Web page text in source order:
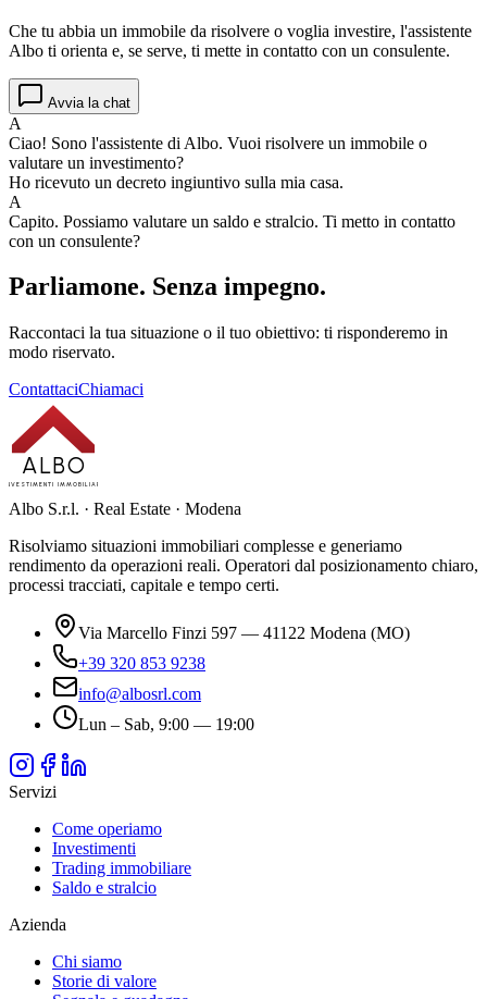
Che tu abbia un immobile da risolvere o voglia investire, l'assistente
Albo ti orienta e, se serve, ti mette in contatto con un consulente.
Avvia la chat
A
Ciao! Sono l'assistente di Albo. Vuoi risolvere un immobile o
valutare un investimento?
Ho ricevuto un decreto ingiuntivo sulla mia casa.
A
Capito. Possiamo valutare un saldo e stralcio. Ti metto in contatto
con un consulente?
Parliamone. Senza impegno.
Raccontaci la tua situazione o il tuo obiettivo: ti risponderemo in
modo riservato.
ContattaciChiamaci
ALBO
INVESTIMENTI IMMOBILIARI
Albo S.r.l. · Real Estate · Modena
Risolviamo situazioni immobiliari complesse e generiamo
rendimento da operazioni reali. Operatori dal posizionamento chiaro,
processi tracciati, capitale e tempo certi.
Via Marcello Finzi 597 — 41122 Modena (MO)
+39 320 853 9238
info@albosrl.com
Lun – Sab, 9:00 — 19:00
Servizi
Come operiamo
Investimenti
Trading immobiliare
Saldo e stralcio
Azienda
Chi siamo
Storie di valore